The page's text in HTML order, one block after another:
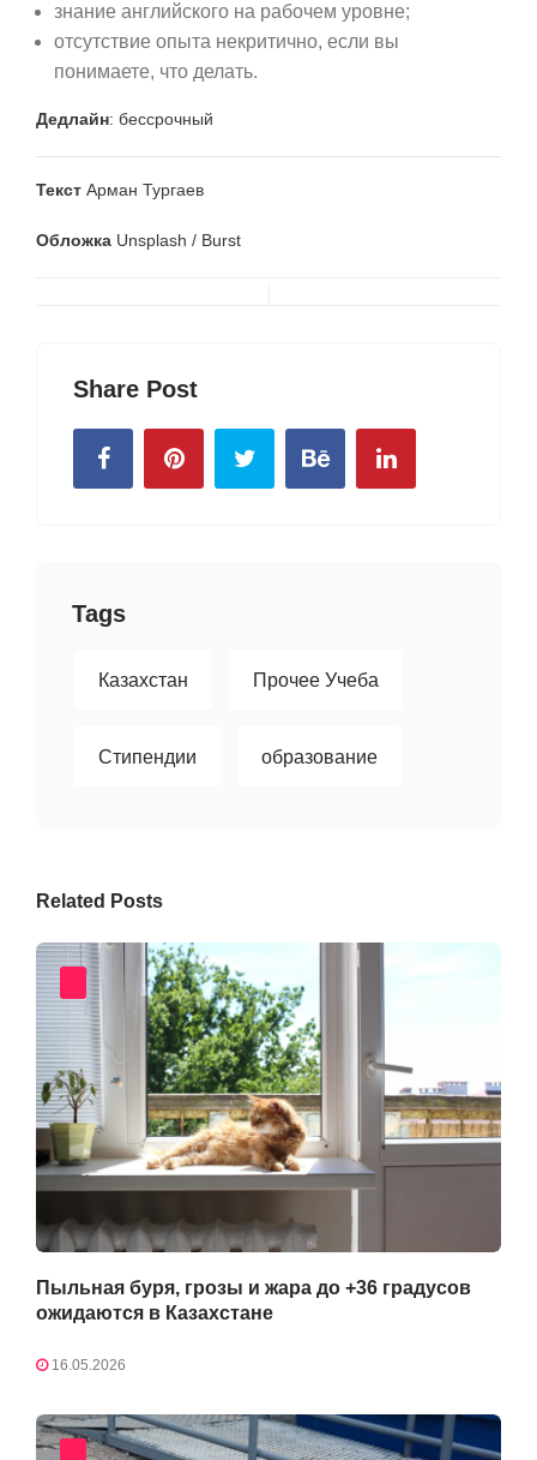
знание английского на рабочем уровне;
отсутствие опыта некритично, если вы
понимаете, что делать.
Дедлайн: бессрочный
Текст Арман Тургаев
Обложка Unsplash / Burst
Share Post
Tags
Казахстан Прочее Учеба
Стипендии образование
Related Posts
Пыльная буря, грозы и жара до +36 градусов
ожидаются в Казахстане
16.05.2026